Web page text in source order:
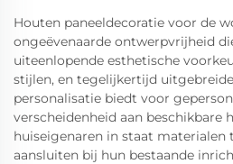
Houten paneeldecoratie voor de
ongeëvenaarde ontwerpvrijheid
uiteenlopende esthetische
stijlen, en tegelijkertijd
personalisatie biedt voor
verscheidenheid aan beschikbare
huiseigenaren in staat materialen
aansluiten bij hun bestaande